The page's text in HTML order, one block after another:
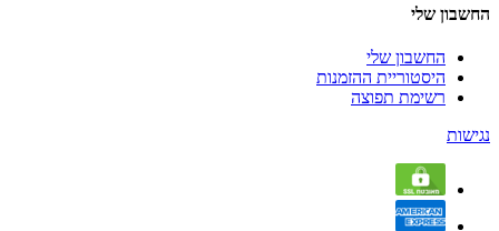
החשבון שלי
החשבון שלי
היסטוריית ההזמנות
רשימת תפוצה
נגישות